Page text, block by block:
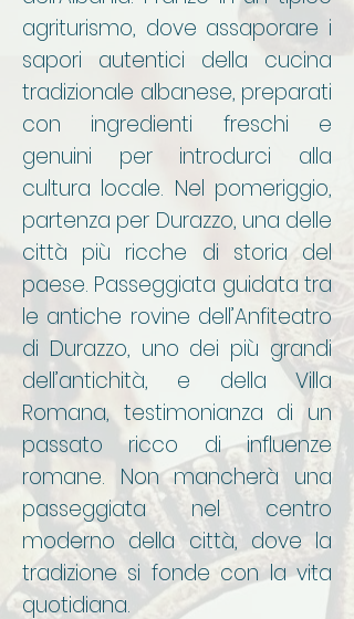
agriturismo, dove assaporare i
sapori autentici della cucina
tradizionale albanese, preparati
con ingredienti freschi e
genuini per introdurci alla
cultura locale. Nel pomeriggio,
partenza per Durazzo, una delle
città più ricche di storia del
paese. Passeggiata guidata tra
le antiche rovine dell’Anfiteatro
di Durazzo, uno dei più grandi
dell’antichità, e della Villa
Romana, testimonianza di un
passato ricco di influenze
romane. Non mancherà una
passeggiata nel centro
moderno della città, dove la
tradizione si fonde con la vita
quotidiana.